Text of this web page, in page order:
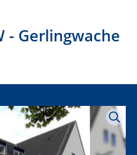
- Gerlingwache